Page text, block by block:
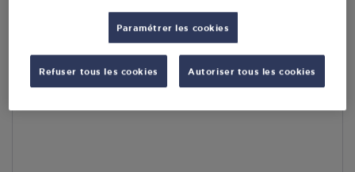
Accès
Paramétrer les cookies
Refuser tous les cookies Autoriser tous les cookies